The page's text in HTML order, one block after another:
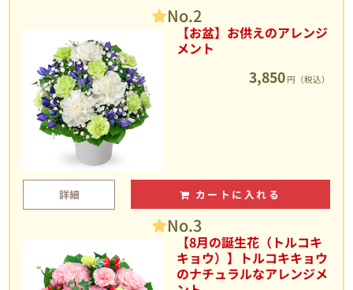
No.2
【お盆】お供えのアレンジ
メント
3,850 円（税込）
詳細 カートに入れる
No.3
【8月の誕生花（トルコキ
キョウ）】トルコキキョウ
のナチュラルなアレンジメ